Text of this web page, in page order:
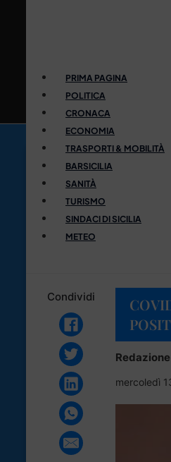
PRIMA PAGINA
POLITICA
CRONACA
ECONOMIA
TRASPORTI & MOBILITÀ
BARSICILIA
SANITÀ
TURISMO
SINDACI DI SICILIA
METEO
Condividi
Redazione
mercoledì